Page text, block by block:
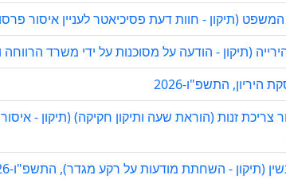
(תיקון - חוות דעת פסיכיאטר לעניין איסור
(תיקון - הודעה על מסוכנות על ידי משרד הרווחה
התשפ"ו-2026
צריכת זנות (הוראת שעה ותיקון חקיקה) (תיקון -
(תיקון - השחתת מודעות על רקע מגדר), התשפ"ו-2026